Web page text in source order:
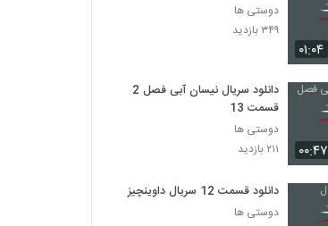
۰۱:۰۴
دوستی ها
۳۴۹ بازدید
۰۰:۴۷
دانلود سریال نیسان آبی فصل 2
قسمت 13
دوستی ها
۲۱۱ بازدید
دانلود قسمت 12 سریال داوینچیز
دوستی ها